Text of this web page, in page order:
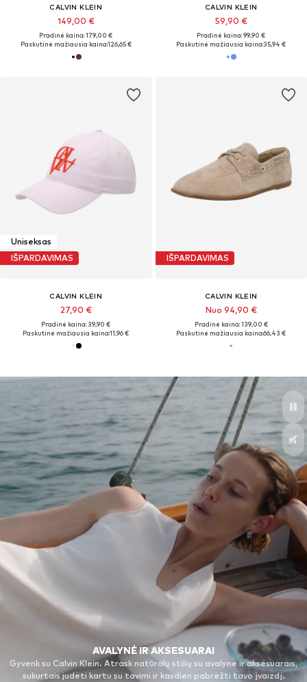
CALVIN KLEIN
149,00 €
Pradinė kaina: 179,00 €
Paskutinė mažiausia kaina:126,65 €
CALVIN KLEIN
59,90 €
Pradinė kaina: 99,90 €
Paskutinė mažiausia kaina:35,94 €
Uniseksas
IŠPARDAVIMAS
CALVIN KLEIN
27,90 €
Pradinė kaina: 39,90 €
Paskutinė mažiausia kaina:11,96 €
IŠPARDAVIMAS
CALVIN KLEIN
Nuo 94,90 €
Pradinė kaina: 139,00 €
Paskutinė mažiausia kaina:66,43 €
AVALYNĖ IR AKSESUARAI
Gyvenk su Calvin Klein. Atrask natūralų stilių su avalyne ir aksesuarais,
sukurtais judėti kartu su tavimi ir kasdien pabrėžti tavo įvaizdį.